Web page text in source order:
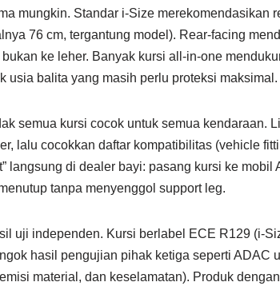
mungkin. Standar i-Size merekomendasikan
76 cm, tergantung model). Rear-facing
ke leher. Banyak kursi all-in-one
usia balita yang masih perlu proteksi maksimal.
semua kursi cocok untuk semua kendaraan.
lalu cocokkan daftar kompatibilitas (vehicle
langsung di dealer bayi: pasang kursi ke mobil
tanpa menyenggol support leg.
uji independen. Kursi berlabel ECE R129 (i-
hasil pengujian pihak ketiga seperti ADAC
material, dan keselamatan). Produk